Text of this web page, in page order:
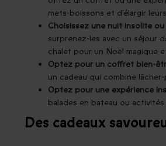
mets-boissons et d’élargir
Choisissez une nuit insolite
surprenez-les avec un séjour
chalet pour un Noël magique
Optez pour un coffret bien-
un cadeau qui combine
Optez pour une expérience
balades en bateau ou
Des cadeaux